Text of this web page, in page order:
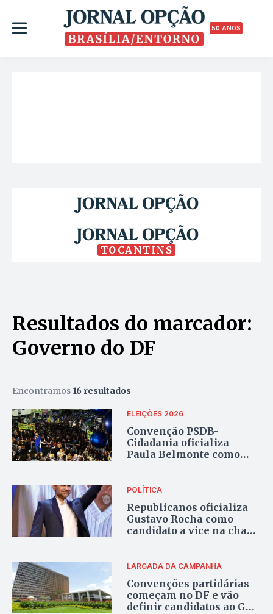
50 ANOS
TOCANTINS
Resultados do marcador:
Governo do DF
Encontramos 16 resultados
ELEIÇÕES 2026
Convenção PSDB-
Cidadania oficializa
Paula Belmonte como
POLÍTICA
Republicanos oficializa
Gustavo Rocha como
candidato a vice na chapa
LARGADA DA CAMPANHA
Convenções partidárias
começam no DF e vão
definir candidatos ao GDF